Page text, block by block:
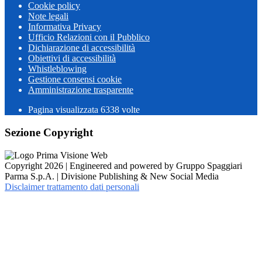
Cookie policy
Note legali
Informativa Privacy
Ufficio Relazioni con il Pubblico
Dichiarazione di accessibilità
Obiettivi di accessibilità
Whistleblowing
Gestione consensi cookie
Amministrazione trasparente
Pagina visualizzata 6338 volte
Sezione Copyright
Copyright 2026 | Engineered and powered by Gruppo Spaggiari
Parma S.p.A. | Divisione Publishing & New Social Media
Disclaimer trattamento dati personali